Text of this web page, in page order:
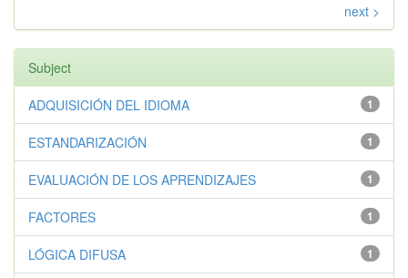
next >
Subject
1
ADQUISICIÓN DEL IDIOMA
1
ESTANDARIZACIÓN
1
EVALUACIÓN DE LOS APRENDIZAJES
1
FACTORES
1
LÓGICA DIFUSA